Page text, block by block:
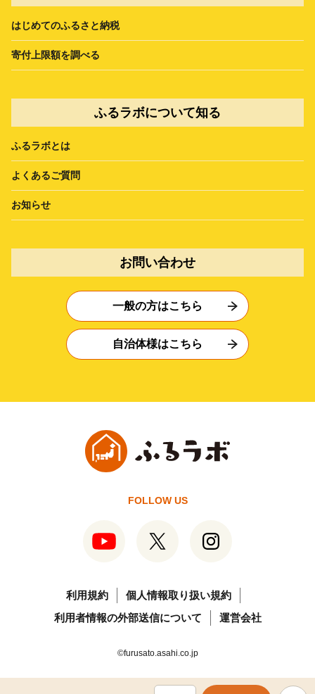
はじめてのふるさと納税
寄付上限額を調べる
ふるラボについて知る
ふるラボとは
よくあるご質問
お知らせ
お問い合わせ
一般の方はこちら
自治体様はこちら
FOLLOW US
利用規約
個人情報取り扱い規約
利用者情報の外部送信について
運営会社
©furusato.asahi.co.jp